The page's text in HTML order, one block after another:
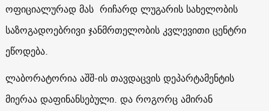
ოფიციალურად მას რიჩარდ ლუგარის სახელობის
საზოგადოებრივი ჯანმრთელობის კვლევითი ცენტრი
ეწოდება.
ლაბორატორია აშშ-ის თავდაცვის დეპარტამენტის
მიერაა დაფინანსებული. და როგორც ამირან